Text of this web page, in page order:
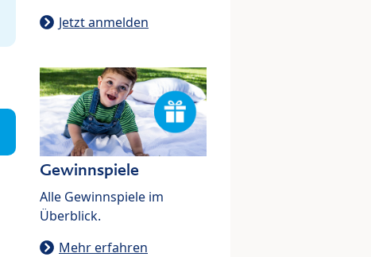
Jetzt anmelden
Gewinnspiele
Alle Gewinnspiele im
Überblick.
Mehr erfahren